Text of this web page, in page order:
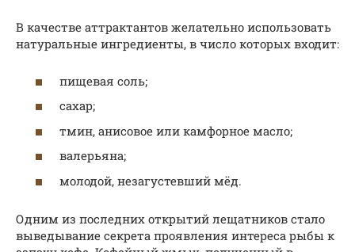
В качестве аттрактантов желательно использовать
натуральные ингредиенты, в число которых входит:
пищевая соль;
сахар;
тмин, анисовое или камфорное масло;
валерьяна;
молодой, незагустевший мёд.
Одним из последних открытий лещатников стало
выведывание секрета проявления интереса рыбы к